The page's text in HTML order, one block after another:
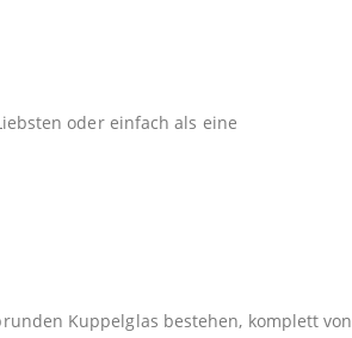
oder einfach als eine
Kuppelglas bestehen, komplett von